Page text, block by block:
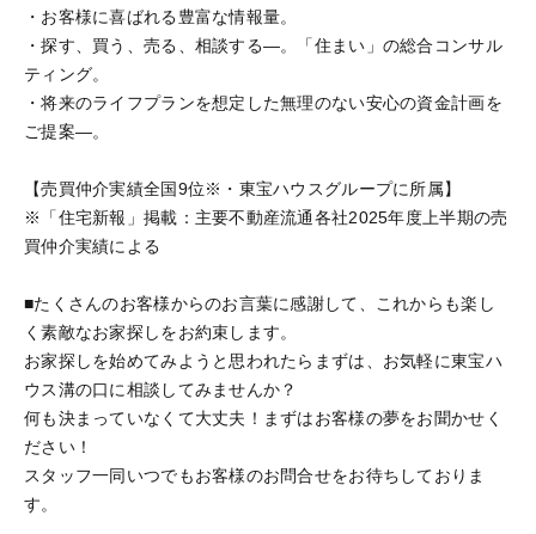
・お客様に喜ばれる豊富な情報量。
・探す、買う、売る、相談する—。「住まい」の総合コンサル
ティング。
・将来のライフプランを想定した無理のない安心の資金計画を
ご提案—。
【売買仲介実績全国9位※・東宝ハウスグループに所属】
※「住宅新報」掲載：主要不動産流通各社2025年度上半期の売
買仲介実績による
■たくさんのお客様からのお言葉に感謝して、これからも楽し
く素敵なお家探しをお約束します。
お家探しを始めてみようと思われたらまずは、お気軽に東宝ハ
ウス溝の口に相談してみませんか？
何も決まっていなくて大丈夫！まずはお客様の夢をお聞かせく
ださい！
スタッフ一同いつでもお客様のお問合せをお待ちしておりま
す。